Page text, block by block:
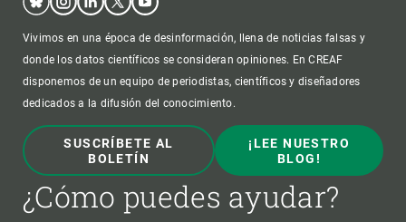
Vivimos en una época de desinformación, llena de noticias falsas y
donde los datos científicos se consideran opiniones. En CREAF
disponemos de un equipo de periodistas, científicos y diseñadores
dedicados a la difusión del conocimiento.
SUSCRÍBETE AL
BOLETÍN
¡LEE NUESTRO
BLOG!
¿Cómo puedes ayudar?